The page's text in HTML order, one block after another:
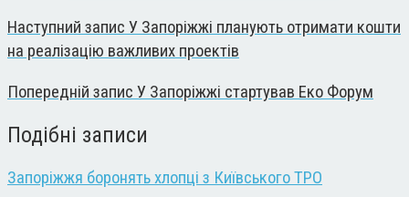
Наступний запис У Запоріжжі планують отримати кошти
на реалізацію важливих проектів
Попередній запис У Запоріжжі стартував Еко Форум
Подібні записи
Запоріжжя боронять хлопці з Київського ТРО